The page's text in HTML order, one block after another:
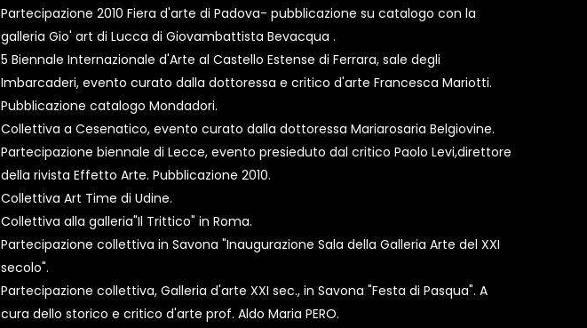
Partecipazione 2010 Fiera d'arte di Padova- pubblicazione su catalogo con la
galleria Gio' art di Lucca di Giovambattista Bevacqua .
5 Biennale Internazionale d'Arte al Castello Estense di Ferrara, sale degli
Imbarcaderi, evento curato dalla dottoressa e critico d'arte Francesca Mariotti.
Pubblicazione catalogo Mondadori.
Collettiva a Cesenatico, evento curato dalla dottoressa Mariarosaria Belgiovine.
Partecipazione biennale di Lecce, evento presieduto dal critico Paolo Levi,direttore
della rivista Effetto Arte. Pubblicazione 2010.
Collettiva Art Time di Udine.
Collettiva alla galleria"Il Trittico" in Roma.
Partecipazione collettiva in Savona "Inaugurazione Sala della Galleria Arte del XXI
secolo".
Partecipazione collettiva, Galleria d'arte XXI sec., in Savona "Festa di Pasqua". A
cura dello storico e critico d'arte prof. Aldo Maria PERO.